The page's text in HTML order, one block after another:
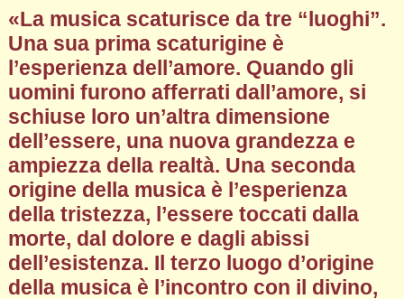
«La musica scaturisce da tre “luoghi”.
Una sua prima scaturigine è
l’esperienza dell’amore. Quando gli
uomini furono afferrati dall’amore, si
schiuse loro un’altra dimensione
dell’essere, una nuova grandezza e
ampiezza della realtà. Una seconda
origine della musica è l’esperienza
della tristezza, l’essere toccati dalla
morte, dal dolore e dagli abissi
dell’esistenza. Il terzo luogo d’origine
della musica è l’incontro con il divino,